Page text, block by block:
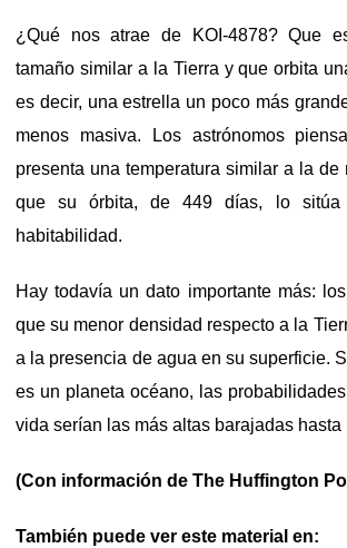
¿Qué nos atrae de KOI-4878? Que
tamaño similar a la Tierra y que orbita
es decir, una estrella un poco más
menos masiva. Los astrónomos
presenta una temperatura similar a la de
que su órbita, de 449 días, lo
habitabilidad.
Hay todavía un dato importante más:
que su menor densidad respecto a la
a la presencia de agua en su superficie.
es un planeta océano, las
vida serían las más altas barajadas hasta
(Con información de The Huffington
También puede ver este material en: